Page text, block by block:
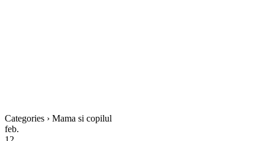
Categories › Mama si copilul
feb.